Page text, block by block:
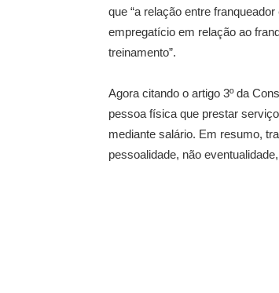
que “a relação entre
empregatício em relação ao
treinamento”.
Agora citando o artigo 3º da
pessoa física que prestar
mediante salário. Em resumo,
pessoalidade, não